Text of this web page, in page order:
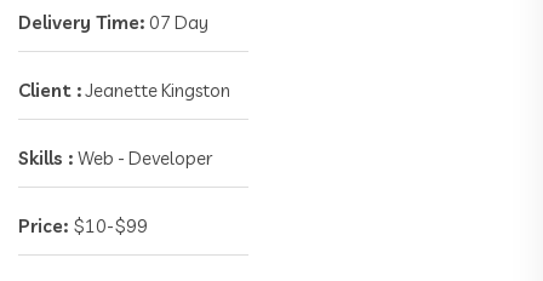
Delivery Time: 07 Day
Client : Jeanette Kingston
Skills : Web - Developer
Price: $10-$99